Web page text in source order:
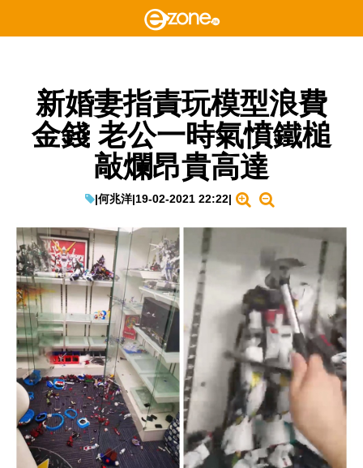
新婚妻指責玩模型浪費
金錢 老公一時氣憤鐵槌
敲爛昂貴高達
|何兆洋|19-02-2021 22:22|